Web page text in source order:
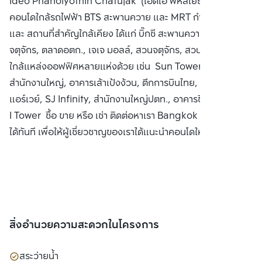
(มหาชน)
คอนโดใกล้รถไฟฟ้า BTS สะพานควาย และ MRT กำแพงเพชร
และ สถานที่สำคัญใกล้เคียง ได้แก่ บิ๊กซี สะพานควาย,,ตลาดนัด
จตุจักร, ตลาดอตก., เจเจ มอลล์, สวนจตุจักร, สวนรถไฟ, และ
ใกล้แหล่งออฟฟิศหลายแห่งด้วย เช่น Sun Tower, TMB
สำนักงานใหญ่, อาคารเล้าเป้งง้วน, ตึกการบินไทย, ตึกบางกอก
แอร์เวย์, SJ Infinity, สำนักงานใหญ่ปตท., อาคารชินวัตร 3 และ
I Tower ซื้อ ขาย หรือ เช่า ติดต่อหาเรา Bangkok CitiSmart
ได้ทันที เพื่อให้ผู้เชี่ยวชาญของเราได้แนะนำคอนโดให้กับท่าน
สิ่งอำนวยความสะดวกในโครงการ
สระว่ายน้ำ